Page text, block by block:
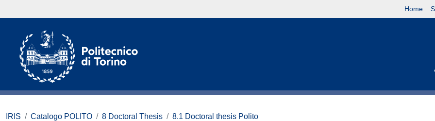
Home
IRIS Catalogo POLITO 8 Doctoral Thesis 8.1 Doctoral thesis Polito